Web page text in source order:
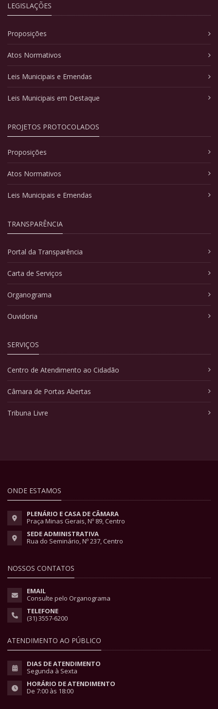
LEGISLAÇÕES
Proposições
Atos Normativos
Leis Municipais e Emendas
Leis Municipais em Destaque
PROJETOS PROTOCOLADOS
Proposições
Atos Normativos
Leis Municipais e Emendas
TRANSPARÊNCIA
Portal da Transparência
Carta de Serviços
Organograma
Ouvidoria
SERVIÇOS
Centro de Atendimento ao Cidadão
Câmara de Portas Abertas
Tribuna Livre
ONDE ESTAMOS
PLENÁRIO E CASA DE CÂMARA
Praça Minas Gerais, Nº 89, Centro
SEDE ADMINISTRATIVA
Rua do Seminário, Nº 237, Centro
NOSSOS CONTATOS
EMAIL
Consulte pelo Organograma
TELEFONE
(31) 3557-6200
ATENDIMENTO AO PÚBLICO
DIAS DE ATENDIMENTO
Segunda à Sexta
HORÁRIO DE ATENDIMENTO
De 7:00 às 18:00